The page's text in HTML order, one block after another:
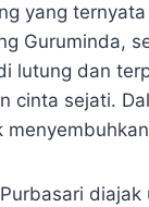
yang
Guruminda,
lutung dan
cinta sejati.